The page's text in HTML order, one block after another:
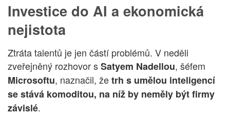
Investice do AI a ekonomická
nejistota
Ztráta talentů je jen částí problémů. V neděli
zveřejněný rozhovor sSatyem Nadellou, šéfem
Microsoftu, naznačil, žetrh s umělou inteligencí
se stává komoditou, na níž by neměly být firmy
závislé.